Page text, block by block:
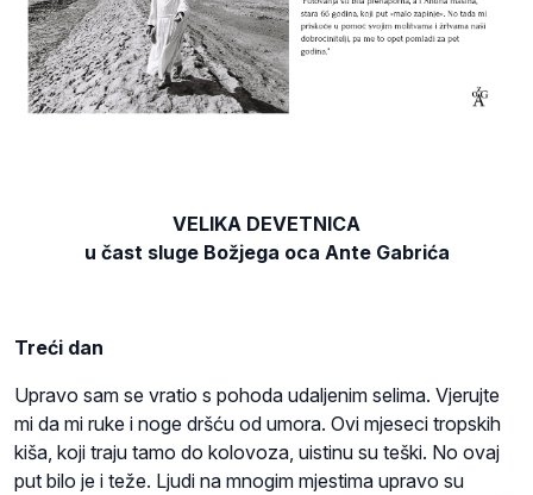
VELIKA DEVETNICA
u čast sluge Božjega oca Ante Gabrića
Treći dan
Upravo sam se vratio s pohoda udaljenim selima. Vjerujte
mi da mi ruke i noge dršću od umora. Ovi mjeseci tropskih
kiša, koji traju tamo do kolovoza, uistinu su teški. No ovaj
put bilo je i teže. Ljudi na mnogim mjestima upravo su